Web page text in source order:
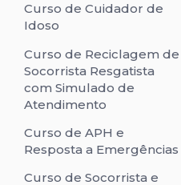
Curso de Cuidador de
Idoso
Curso de Reciclagem de
Socorrista Resgatista
com Simulado de
Atendimento
Curso de APH e
Resposta a Emergências
Curso de Socorrista e